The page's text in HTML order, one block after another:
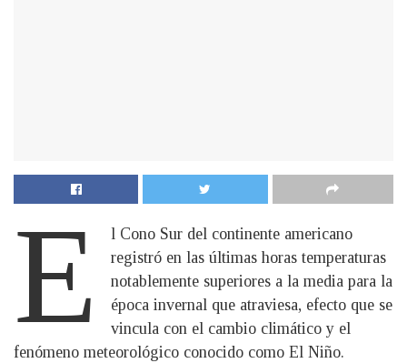
E
l Cono Sur del continente americano
registró en las últimas horas temperaturas
notablemente superiores a la media para la
época invernal que atraviesa, efecto que se
vincula con el cambio climático y el
fenómeno meteorológico conocido como El Niño.